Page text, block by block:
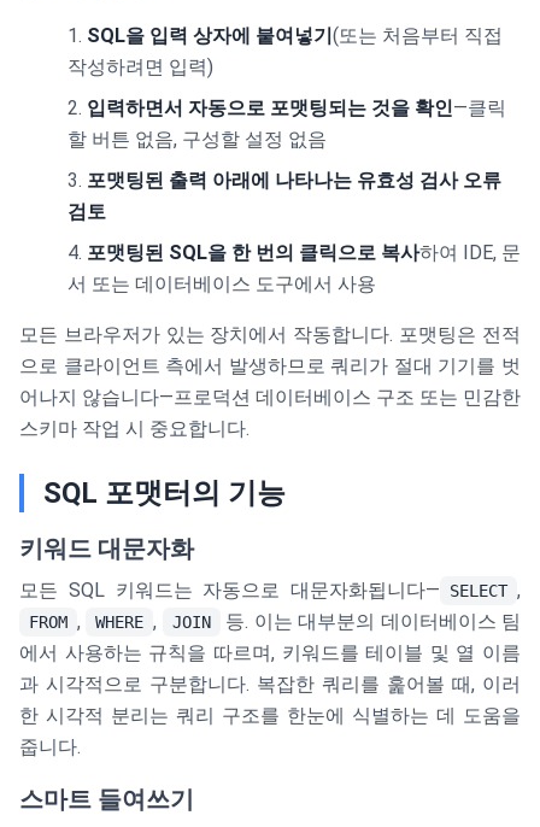
SQL을 입력 상자에 붙여넣기(또는 처음부터 직접
작성하려면 입력)
입력하면서 자동으로 포맷팅되는 것을 확인—클릭
할 버튼 없음, 구성할 설정 없음
포맷팅된 출력 아래에 나타나는 유효성 검사 오류
검토
포맷팅된 SQL을 한 번의 클릭으로 복사하여 IDE, 문
서 또는 데이터베이스 도구에서 사용
모든 브라우저가 있는 장치에서 작동합니다. 포맷팅은 전적
으로 클라이언트 측에서 발생하므로 쿼리가 절대 기기를 벗
어나지 않습니다—프로덕션 데이터베이스 구조 또는 민감한
스키마 작업 시 중요합니다.
SQL 포맷터의 기능
키워드 대문자화
모든 SQL 키워드는 자동으로 대문자화됩니다— SELECT ,
FROM , WHERE , JOIN
등. 이는 대부분의 데이터베이스 팀
에서 사용하는 규칙을 따르며, 키워드를 테이블 및 열 이름
과 시각적으로 구분합니다. 복잡한 쿼리를 훑어볼 때, 이러
한 시각적 분리는 쿼리 구조를 한눈에 식별하는 데 도움을
줍니다.
스마트 들여쓰기